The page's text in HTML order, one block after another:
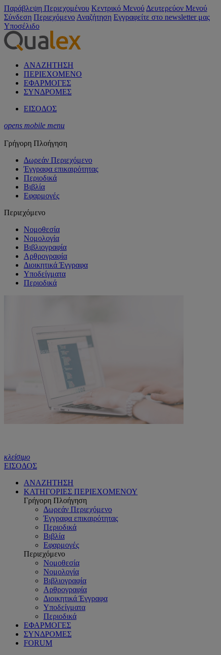
Παράβλεψη Περιεχομένου Κεντρικό Μενού Δευτερεύον Μενού
Σύνδεση Περιεχόμενο Αναζήτηση Εγγραφείτε στο newsletter μας
Υποσέλιδο
ΑΝΑΖΗΤΗΣΗ
ΠΕΡΙΕΧΟΜΕΝΟ
ΕΦΑΡΜΟΓΕΣ
ΣΥΝΔΡΟΜΕΣ
ΕΙΣΟΔΟΣ
opens mobile menu
Γρήγορη Πλοήγηση
Δωρεάν Περιεχόμενο
Έγγραφα επικαιρότητας
Περιοδικά
Βιβλία
Εφαρμογές
Περιεχόμενο
Νομοθεσία
Νομολογία
Βιβλιογραφία
Αρθρογραφία
Διοικητικά Έγγραφα
Υποδείγματα
Περιοδικά
κλείσιμο
ΕΙΣΟΔΟΣ
ΑΝΑΖΗΤΗΣΗ
ΚΑΤΗΓΟΡΙΕΣ ΠΕΡΙΕΧΟΜΕΝΟΥ
Γρήγορη Πλοήγηση
Δωρεάν Περιεχόμενο
Έγγραφα επικαιρότητας
Περιοδικά
Βιβλία
Εφαρμογές
Περιεχόμενο
Νομοθεσία
Νομολογία
Βιβλιογραφία
Αρθρογραφία
Διοικητικά Έγγραφα
Υποδείγματα
Περιοδικά
ΕΦΑΡΜΟΓΕΣ
ΣΥΝΔΡΟΜΕΣ
FORUM